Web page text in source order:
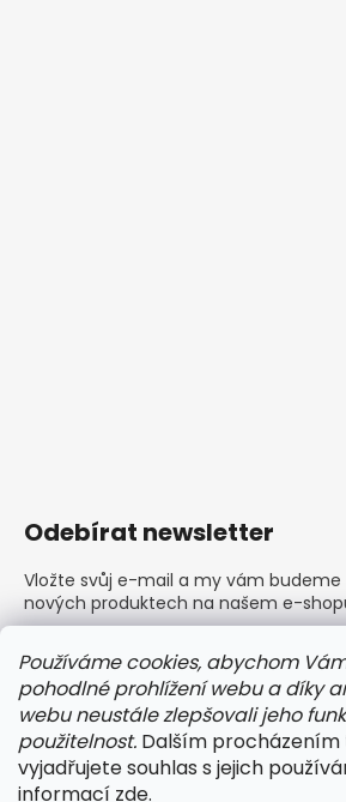
Používáme cookies, abychom
pohodlné prohlížení webu a díky
webu neustále zlepšovali jeho
použitelnost. Dalším
vyjadřujete souhlas s jejich
informací zde.
Odebírat newsletter
Vložte svůj e-mail a my vám
nových produktech na našem e-
Vložením e-mailu souhlasíte s
osobních údajů
PŘIHLÁSIT SE